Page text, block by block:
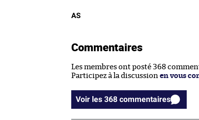
AS
Commentaires
Les membres ont posté 368
Participez à la discussion en vous
Voir les 368 commentaires